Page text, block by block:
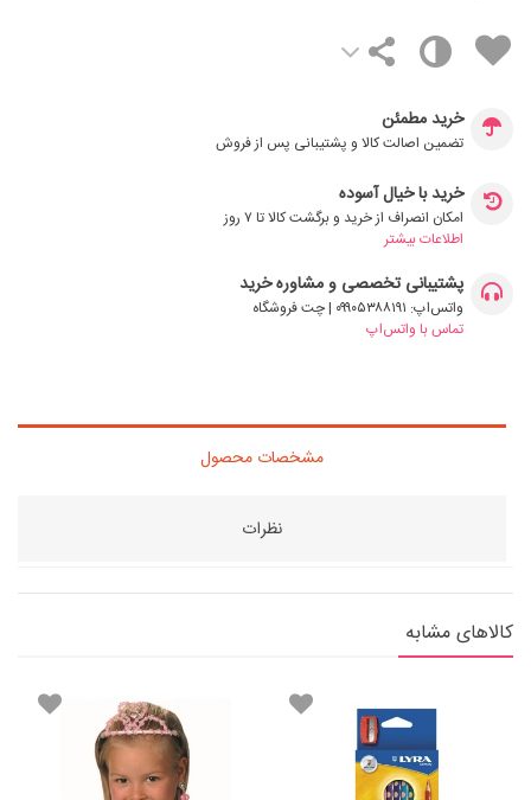
خرید مطمئن
تضمین اصالت کالا و پشتیبانی پس از فروش
خرید با خیال آسوده
امکان انصراف از خرید و برگشت کالا تا ۷ روز
اطلاعات بیشتر
پشتیبانی تخصصی و مشاوره خرید
واتس‌اپ: ۰۹۹۰۵۳۸۸۱۹۱ | چت فروشگاه
تماس با واتس‌اپ
مشخصات محصول
نظرات
کالاهای مشابه